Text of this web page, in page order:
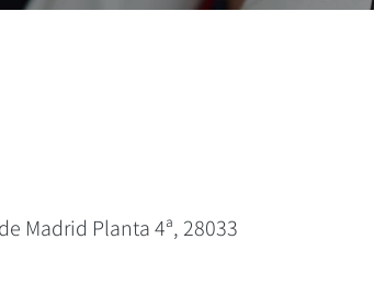
Madrid Planta 4ª, 28033